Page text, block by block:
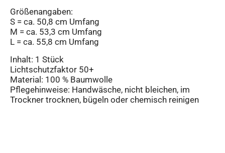
Größenangaben:
S = ca. 50,8 cm Umfang
M = ca. 53,3 cm Umfang
L = ca. 55,8 cm Umfang
Inhalt: 1 Stück
Lichtschutzfaktor 50+
Material: 100 % Baumwolle
Pflegehinweise: Handwäsche, nicht bleichen, im
Trockner trocknen, bügeln oder chemisch reinigen